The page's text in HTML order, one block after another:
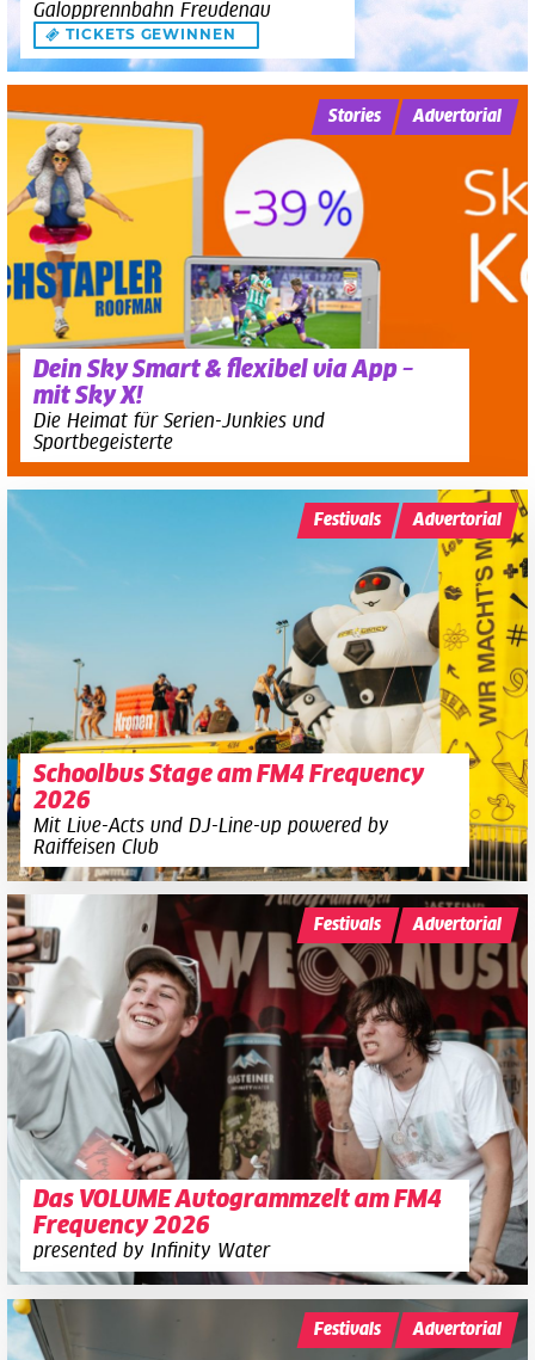
Galopprennbahn Freudenau
TICKETS GEWINNEN
Dein Sky Smart & flexibel via App –
mit Sky X!
Die Heimat für Serien-Junkies und
Sportbegeisterte
Stories Advertorial
Schoolbus Stage am FM4 Frequency
2026
Mit Live-Acts und DJ-Line-up powered by
Raiffeisen Club
Festivals Advertorial
Das VOLUME Autogrammzelt am FM4
Frequency 2026
presented by Infinity Water
Festivals Advertorial
Festivals Advertorial